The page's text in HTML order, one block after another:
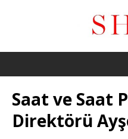
Saat ve Saat
Direktörü